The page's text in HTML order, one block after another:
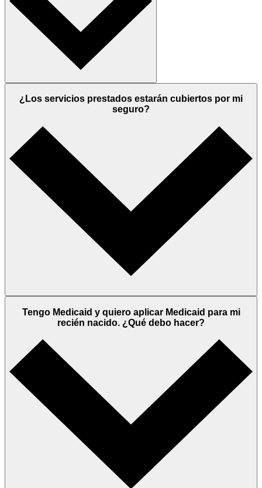
¿Los servicios prestados estarán cubiertos por mi
seguro?
Tengo Medicaid y quiero aplicar Medicaid para mi
recién nacido. ¿Qué debo hacer?